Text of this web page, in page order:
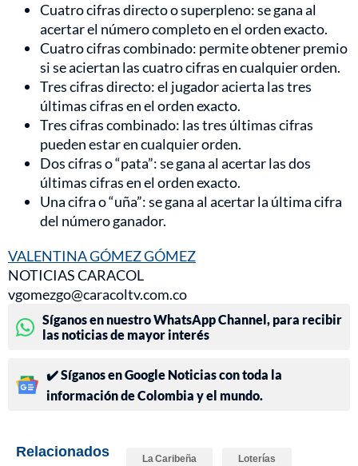
Cuatro cifras directo o superpleno: se gana al
acertar el número completo en el orden exacto.
Cuatro cifras combinado: permite obtener premio
si se aciertan las cuatro cifras en cualquier orden.
Tres cifras directo: el jugador acierta las tres
últimas cifras en el orden exacto.
Tres cifras combinado: las tres últimas cifras
pueden estar en cualquier orden.
Dos cifras o “pata”: se gana al acertar las dos
últimas cifras en el orden exacto.
Una cifra o “uña”: se gana al acertar la última cifra
del número ganador.
VALENTINA GÓMEZ GÓMEZ
NOTICIAS CARACOL
vgomezgo@caracoltv.com.co
Síganos en nuestro WhatsApp Channel, para recibir
las noticias de mayor interés
✔️ Síganos en Google Noticias con toda la
información de Colombia y el mundo.
Relacionados La Caribeña Loterías